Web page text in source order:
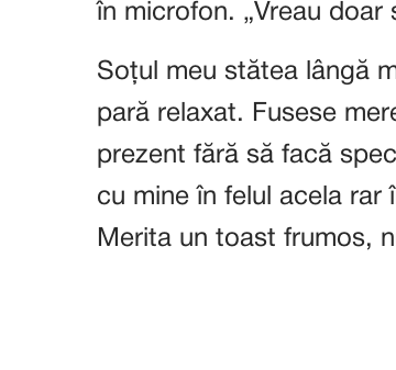
în microfon. „Vreau
Soțul meu stătea lângă
pară relaxat. Fusese
prezent fără să facă
cu mine în felul acela
Merita un toast frumos,